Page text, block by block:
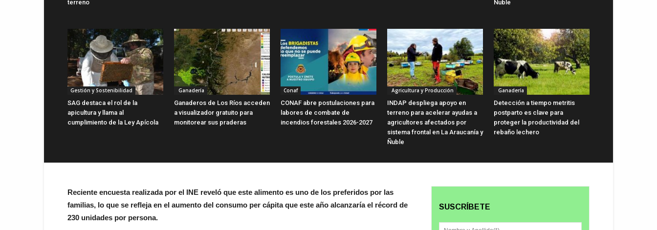
terreno
Ñuble
Gestión y Sostenibilidad
SAG destaca el rol de la
apicultura y llama al
cumplimiento de la Ley Apícola
Ganadería
Ganaderos de Los Ríos acceden
a visualizador gratuito para
monitorear sus praderas
Conaf
CONAF abre postulaciones para
labores de combate de
incendios forestales 2026-2027
Agricultura y Producción
INDAP despliega apoyo en
terreno para acelerar ayudas a
agricultores afectados por
sistema frontal en La Araucanía y
Ñuble
Ganadería
Detección a tiempo metritis
postparto es clave para
proteger la productividad del
rebaño lechero
Reciente encuesta realizada por el INE reveló que este alimento es uno de los preferidos por las
familias, lo que se refleja en el aumento del consumo per cápita que este año alcanzaría el récord de
230 unidades por persona.
SUSCRÍBETE